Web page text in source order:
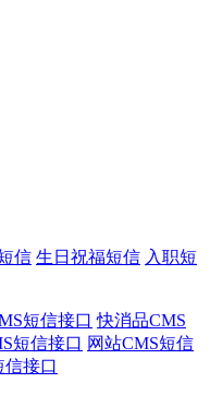
信 生日祝福短信 入职短
短信接口 快消品CMS
短信接口 网站CMS短信
信接口